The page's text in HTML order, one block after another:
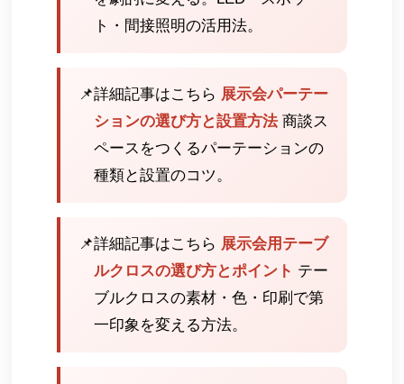
ト・間接照明の活用法。
📌詳細記事はこちら 展示会パーテー
ションの選び方と設置方法 商談ス
ペースをつくるパーテーションの
種類と設置のコツ。
📌詳細記事はこちら 展示会用テーブ
ルクロスの選び方とポイント テー
ブルクロスの素材・色・印刷で第
一印象を変える方法。